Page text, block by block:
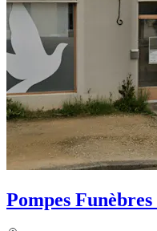
Pompes